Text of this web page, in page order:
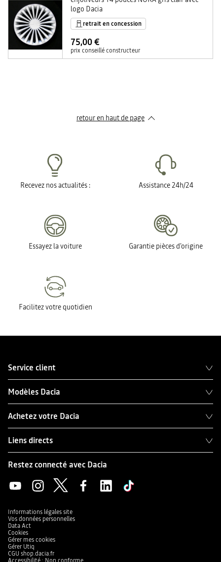
logo Dacia
retrait en concession
75,00 €
prix conseillé constructeur
retour en haut de page​
Recevez nos actualités : Assistance 24h/24
Essayez la voiture Garantie pièces d'origine
Facilitez votre quotidien
Service client
Modèles Dacia
Achetez votre Dacia
Liens directs
Restez connecté avec Dacia
Informations légales site
Vos données personnelles
Data Act
Cookies
Gérer mes cookies
Gérer Utiq
CGU shop.dacia.fr